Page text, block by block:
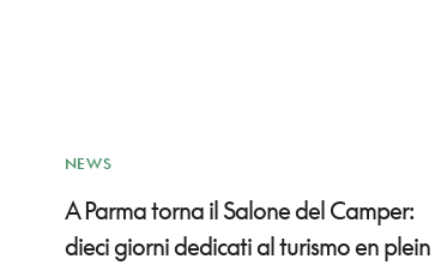
NEWS
A Parma torna il Salone del Camper:
dieci giorni dedicati al turismo en plein